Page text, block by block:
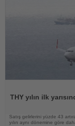
THY yılın ilk
Satış gelirlerini yüzde 43
yılın aynı dönemine göre